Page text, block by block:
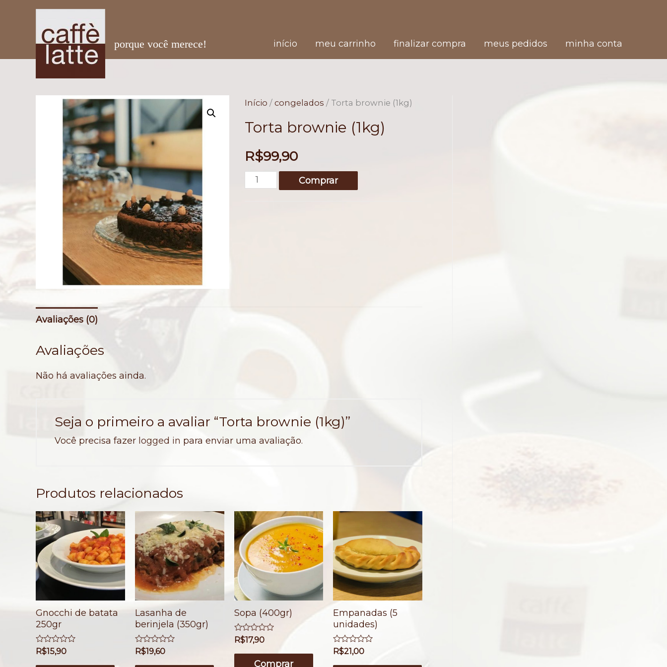
porque você merece! início meu carrinho finalizar compra meus pedidos minha conta
Início / congelados / Torta brownie (1kg)
Torta brownie (1kg)
R$99,90
Torta
Comprar
Avaliações (0)
Avaliações
Não há avaliações ainda.
Seja o primeiro a avaliar “Torta brownie (1kg)”
Você precisa fazer logged in para enviar uma avaliação.
Produtos relacionados
Gnocchi de batata
250gr
A
a
R$15,90
Lasanha de
berinjela (350gr)
A
a
R$19,60
Sopa (400gr)
A
a
R$17,90
Comprar
Empanadas (5
unidades)
A
a
R$21,00